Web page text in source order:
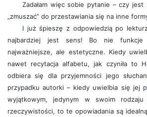
Zadałam więc sobie pytanie – czy
„zmuszać” do przestawiania się na inne
I już śpieszę z odpowiedzią po
najbardziej jest sens! Bo nie
najważniejsze, ale estetyczne. Kiedy
nawet recytacja alfabetu, jak czyniła to
odbiera się dla przyjemności jego
przypadku autorki – kiedy uwielbia się jej
wyjątkowym, jedynym w swoim rodzaju
rzeczywistości, to te opowiadania są